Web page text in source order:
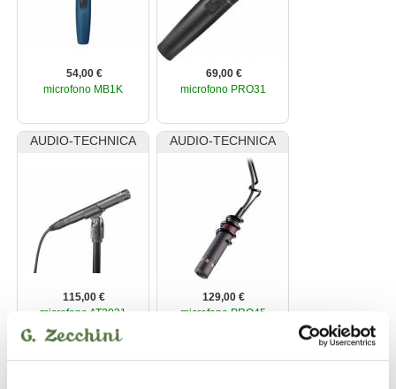
54,00 €
microfono MB1K
69,00 €
microfono PRO31
AUDIO-TECHNICA
115,00 €
microfono AT2031
AUDIO-TECHNICA
129,00 €
microfono PRO45
AUDIO-TECHNICA AUDIO-TECHNICA